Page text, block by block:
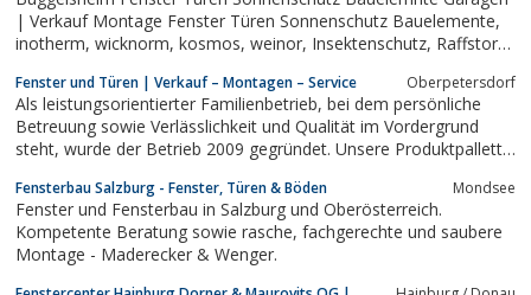
| Verkauf Montage Fenster Türen Sonnenschutz Bauelemente,
inotherm, wicknorm, kosmos, weinor, Insektenschutz, Raffstore,
Montage, Servicearbeiten, Außenjalousien
Fenster und Türen | Verkauf – Montagen – Service Oberpetersdorf
Als leistungsorientierter Familienbetrieb, bei dem persönliche
Betreuung sowie Verlässlichkeit und Qualität im Vordergrund
steht, wurde der Betrieb 2009 gegründet. Unsere Produktpallette
Fensterbau Salzburg - Fenster, Türen & Böden Mondsee
Fenster und Fensterbau in Salzburg und Oberösterreich.
Kompetente Beratung sowie rasche, fachgerechte und saubere
Montage - Maderecker & Wenger.